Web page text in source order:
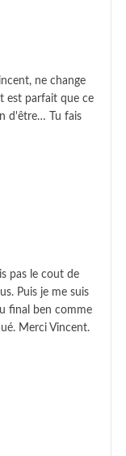
ne change
est parfait que ce
d'être… Tu fais
pas le cout de
Puis je me suis
final ben comme
Merci Vincent.